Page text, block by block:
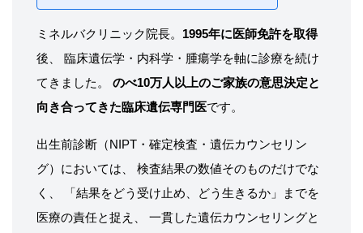
ミネルバクリニック院長。 1995年に医師免許を取得
後、 臨床遺伝学・内科学・腫瘍学を軸に診療を続け
てきました。 のべ10万人以上のご家族の意思決定と
向き合ってきた臨床遺伝専門医です。
出生前診断（NIPT・確定検査・遺伝カウンセリン
グ）においては、 検査結果の数値そのものだけでな
く、 「結果をどう受け止め、どう生きるか」までを
医療の責任と捉え、 一貫した遺伝カウンセリングと